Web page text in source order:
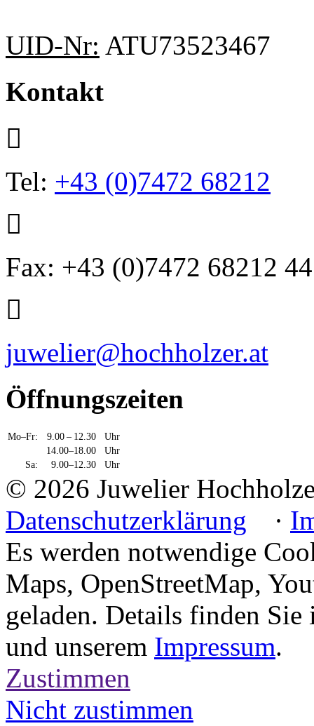
UID-Nr: ATU73523467
Kontakt
Tel: +43 (0)7472 68212
Fax: +43 (0)7472 68212 44
juwelier@hochholzer.at
Öffnungszeiten
Mo–Fr: 9.00 – 12.30
Uhr
14.00–18.00
Uhr
Sa:
9.00–12.30 Uhr
© 2026 Juwelier
Datenschutzerklärung ·
Es werden notwendige
Maps, OpenStreetMap,
geladen. Details finden
und unserem Impressum.
Zustimmen
Nicht zustimmen